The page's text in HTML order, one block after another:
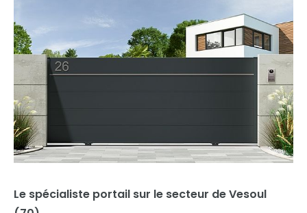
Le spécialiste portail sur le secteur de Vesoul